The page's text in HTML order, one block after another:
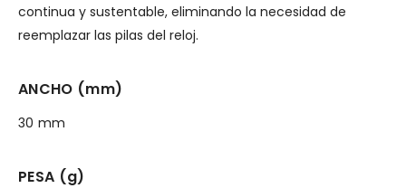
continua y sustentable, eliminando la necesidad de
reemplazar las pilas del reloj.
ANCHO (mm)
30 mm
PESA (g)